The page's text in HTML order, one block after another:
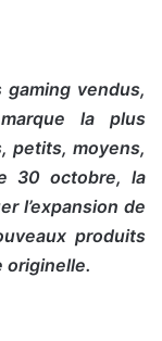
vendus,
la plus
petits, moyens,
30 octobre, la
l’expansion de
produits
originelle.